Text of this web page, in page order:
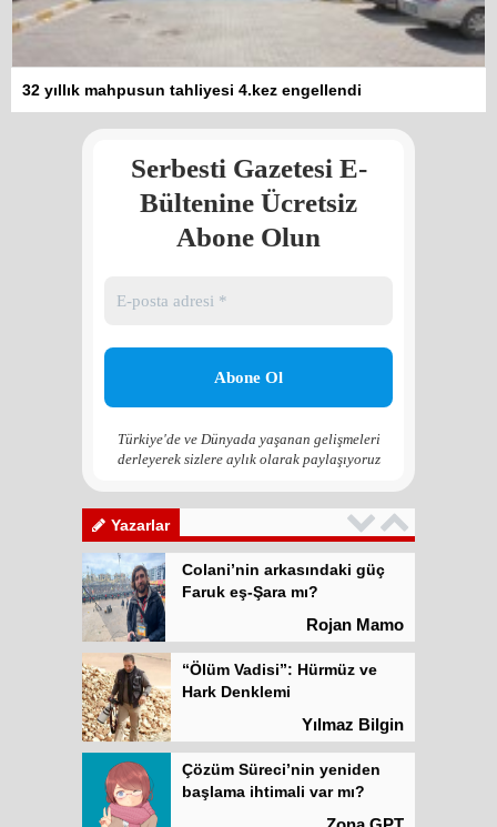
32 yıllık mahpusun tahliyesi 4.kez engellendi
Serbesti Gazetesi E-
Bültenine Ücretsiz
Abone Olun
Türkiye'de ve Dünyada yaşanan gelişmeleri
derleyerek sizlere aylık olarak paylaşıyoruz
Yazarlar
Kadına şiddet “Devlet” eliyle
meşrulaştırılıyor
Atilla Yüceak
Colani’nin arkasındaki güç
Faruk eş-Şara mı?
Hark Denklemi
Çözüm Süreci’nin yeniden
Kadına şiddet “Devlet” eliyle
meşrulaştırılıyor
Atilla Yüceak
Colani’nin arkasındaki güç
Faruk eş-Şara mı?
Rojan Mamo
“Ölüm Vadisi”: Hürmüz ve
Hark Denklemi
Yılmaz Bilgin
Çözüm Süreci’nin yeniden
başlama ihtimali var mı?